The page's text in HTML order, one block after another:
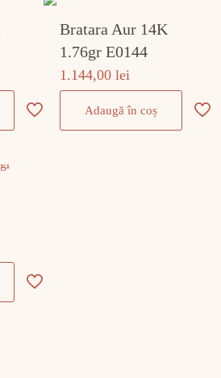
Bratara Aur 14K
1.76gr E0144
1.144,00lei
Adaugă în coș